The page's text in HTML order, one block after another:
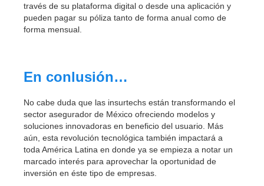
través de su plataforma digital o desde una aplicación y
pueden pagar su póliza tanto de forma anual como de
forma mensual.
En conlusión…
No cabe duda que las insurtechs están transformando el
sector asegurador de México ofreciendo modelos y
soluciones innovadoras en beneficio del usuario. Más
aún, esta revolución tecnológica también impactará a
toda América Latina en donde ya se empieza a notar un
marcado interés para aprovechar la oportunidad de
inversión en éste tipo de empresas.